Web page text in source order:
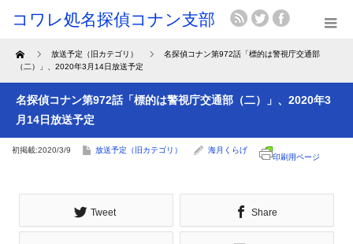
Home 放送予定（旧カテゴリ）
名探偵コナン第972話「標的は警視庁交通部
（二）」、2020年3月14日放送予定
名探偵コナン第972話「標的は警視庁交通部（二）」、2020年3
月14日放送予定
初掲載:2020/3/9 放送予定（旧カテゴリ）
海月くらげ
印刷用ページ
Tweet Share